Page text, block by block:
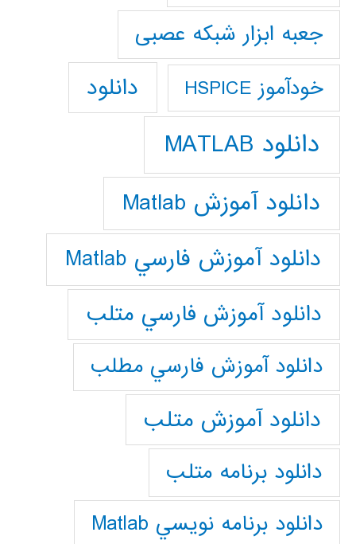
جعبه ابزار شبکه عصبی
خودآموز HSPICE دانلود
دانلود MATLAB
دانلود آموزش Matlab
دانلود آموزش فارسي Matlab
دانلود آموزش فارسي متلب
دانلود آموزش فارسي مطلب
دانلود آموزش متلب
دانلود برنامه متلب
دانلود برنامه نويسي Matlab